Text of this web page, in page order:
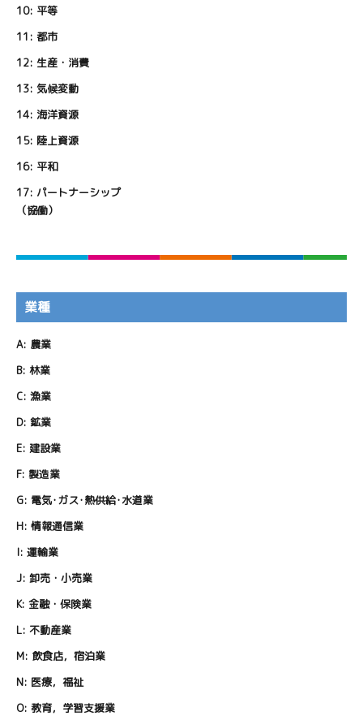
10: 平等
11: 都市
12: 生産・消費
13: 気候変動
14: 海洋資源
15: 陸上資源
16: 平和
17: パートナーシップ
（協働）
業種
A: 農業
B: 林業
C: 漁業
D: 鉱業
E: 建設業
F: 製造業
G: 電気･ガス･熱供給･水道業
H: 情報通信業
I: 運輸業
J: 卸売・小売業
K: 金融・保険業
L: 不動産業
M: 飲食店，宿泊業
N: 医療，福祉
O: 教育，学習支援業